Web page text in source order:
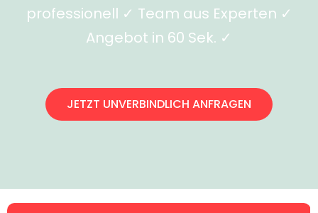
professionell ✓ Team aus Experten ✓
Angebot in 60 Sek. ✓
JETZT UNVERBINDLICH ANFRAGEN